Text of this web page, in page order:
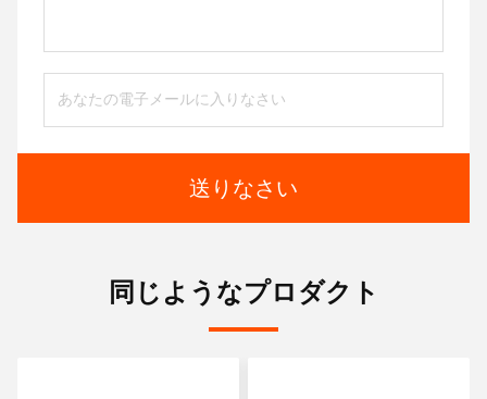
送りなさい
同じようなプロダクト